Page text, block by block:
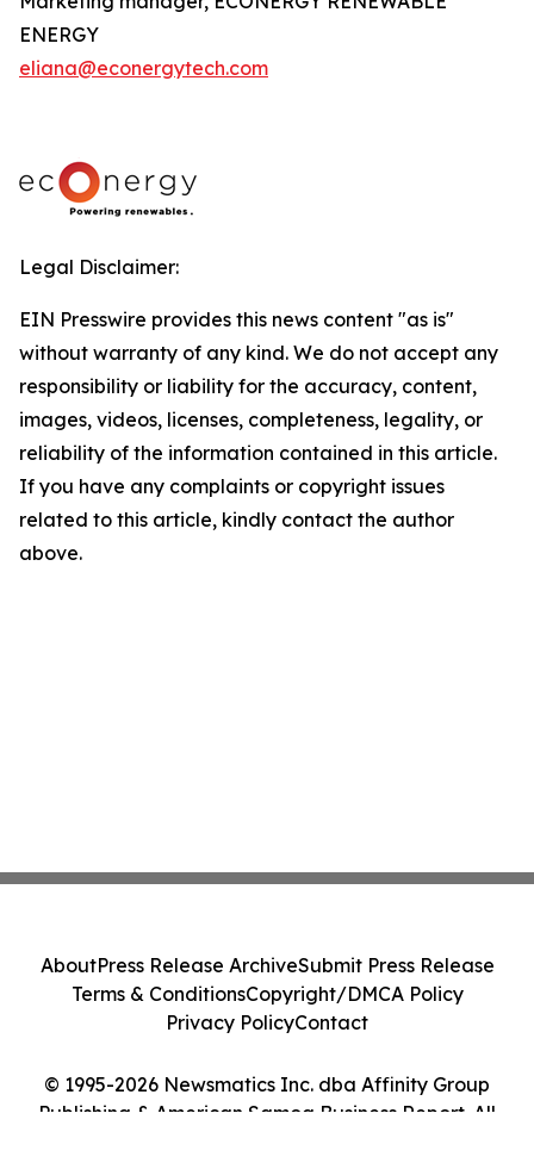
ENERGY
eliana@econergytech.com
Legal Disclaimer:
EIN Presswire provides this news content "as is"
without warranty of any kind. We do not accept any
responsibility or liability for the accuracy, content,
images, videos, licenses, completeness, legality, or
reliability of the information contained in this article.
If you have any complaints or copyright issues
related to this article, kindly contact the author
above.
© 1995-2026 Newsmatics Inc. dba Affinity Group
Publishing & American Samoa Business Report. All
AboutPress Release ArchiveSubmit Press Release
Terms & ConditionsCopyright/DMCA Policy
Privacy PolicyContact